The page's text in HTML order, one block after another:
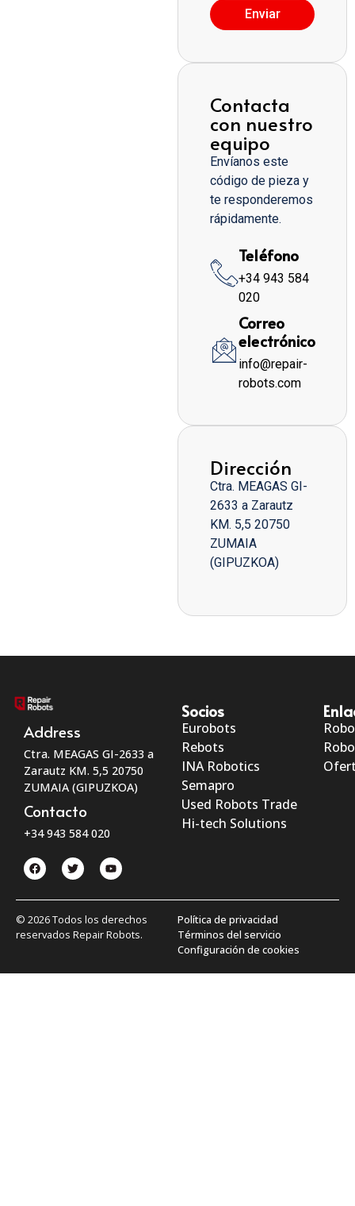
Enviar
Contacta
con nuestro
equipo
Envíanos este
código de pieza y
te responderemos
rápidamente.
Teléfono
+34 943 584
020
Correo
electrónico
info@repair-
robots.com
Dirección
Ctra. MEAGAS GI-
2633 a Zarautz
KM. 5,5 20750
ZUMAIA
(GIPUZKOA)
Address
Ctra. MEAGAS GI-2633 a
Zarautz KM. 5,5 20750
ZUMAIA (GIPUZKOA)
Contacto
+34 943 584 020
Socios
Eurobots
Rebots
INA Robotics
Semapro
Used Robots Trade
Hi-tech Solutions
© 2026 Todos los derechos
reservados Repair Robots.
Política de privacidad
Términos del servicio
Configuración de cookies